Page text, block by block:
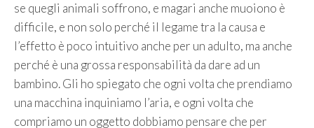
se quegli animali soffrono, e magari anche muoiono è
difficile, e non solo perché il legame tra la causa e
l’effetto è poco intuitivo anche per un adulto, ma anche
perché è una grossa responsabilità da dare ad un
bambino. Gli ho spiegato che ogni volta che prendiamo
una macchina inquiniamo l’aria, e ogni volta che
compriamo un oggetto dobbiamo pensare che per